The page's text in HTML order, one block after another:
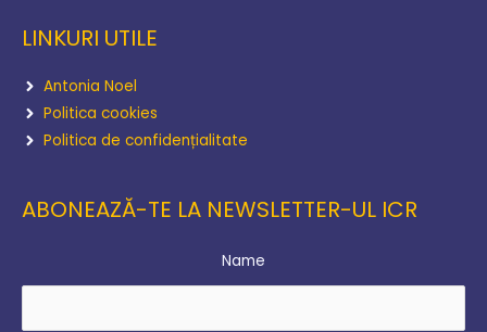
LINKURI UTILE
Antonia Noel
Politica cookies
Politica de confidențialitate
ABONEAZĂ-TE LA NEWSLETTER-UL ICR
Name